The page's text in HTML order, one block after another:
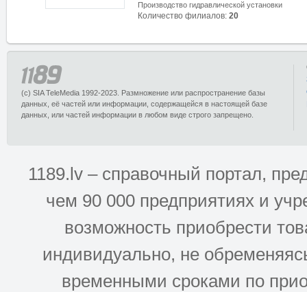
Производство гидравлической установки
Количество филиалов: 20
(c) SIA TeleMedia 1992-2023. Размножение или распространение базы
данных, её частей или информации, содержащейся в настоящей базе
данных, или частей информации в любом виде строго запрещено.
1189.lv – справочный портал,
чем 90 000 предприятиях и
возможность приобрести
индивидуально, не
временными сроками по